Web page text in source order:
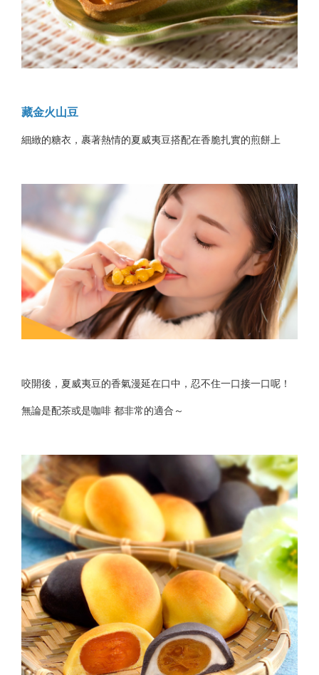
藏金火山豆
細緻的糖衣，裹著熱情的夏威夷豆搭配在香脆扎實的煎餅上
咬開後，夏威夷豆的香氣漫延在口中，忍不住一口接一口呢！
無論是配茶或是咖啡 都非常的適合～